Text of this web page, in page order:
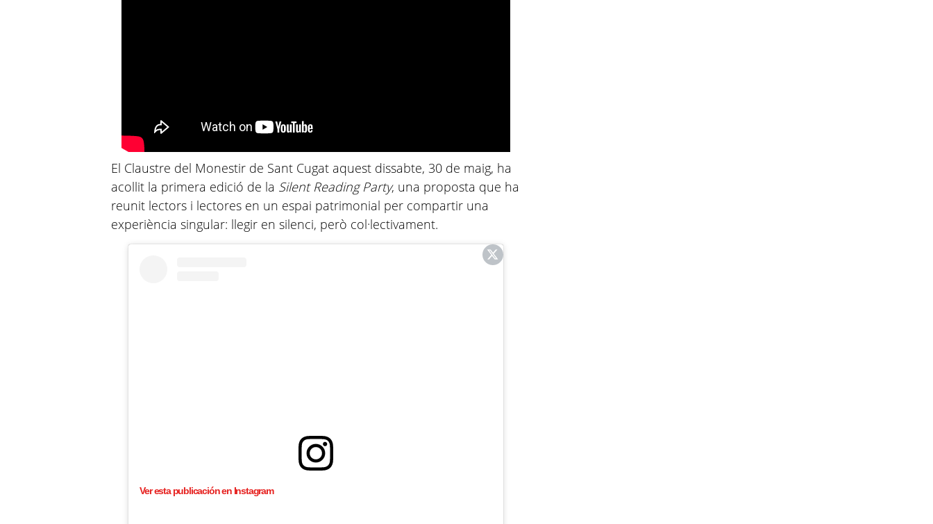
El Claustre del Monestir de Sant Cugat aquest dissabte, 30 de maig, ha
acollit la primera edició de la Silent Reading Party, una proposta que ha
reunit lectors i lectores en un espai patrimonial per compartir una
experiència singular: llegir en silenci, però col·lectivament.
Ver esta publicación en Instagram